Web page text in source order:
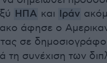
ΗΠΑ και Ιράν
άφησε ο
σε
τη συνέχιση των